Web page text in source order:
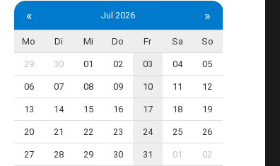
« Jul 2026 »
Mo Di Mi Do Fr Sa So
29 30 01 02 03 04 05
06 07 08 09 10 11 12
13 14 15 16 17 18 19
20 21 22 23 24 25 26
27 28 29 30 31 01 02